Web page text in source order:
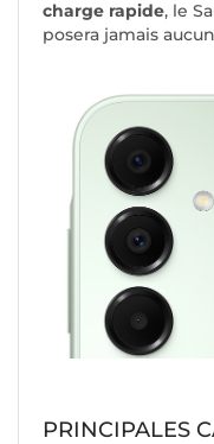
charge rapide, le
posera jamais
PRINCIPALES